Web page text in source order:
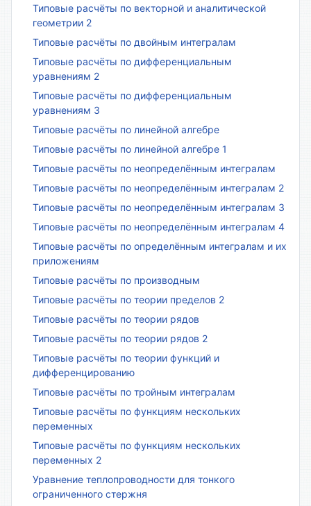
Типовые расчёты по векторной и аналитической
геометрии 2
Типовые расчёты по двойным интегралам
Типовые расчёты по дифференциальным
уравнениям 2
Типовые расчёты по дифференциальным
уравнениям 3
Типовые расчёты по линейной алгебре
Типовые расчёты по линейной алгебре 1
Типовые расчёты по неопределённым интегралам
Типовые расчёты по неопределённым интегралам 2
Типовые расчёты по неопределённым интегралам 3
Типовые расчёты по неопределённым интегралам 4
Типовые расчёты по определённым интегралам и их
приложениям
Типовые расчёты по производным
Типовые расчёты по теории пределов 2
Типовые расчёты по теории рядов
Типовые расчёты по теории рядов 2
Типовые расчёты по теории функций и
дифференцированию
Типовые расчёты по тройным интегралам
Типовые расчёты по функциям нескольких
переменных
Типовые расчёты по функциям нескольких
переменных 2
Уравнение теплопроводности для тонкого
ограниченного стержня